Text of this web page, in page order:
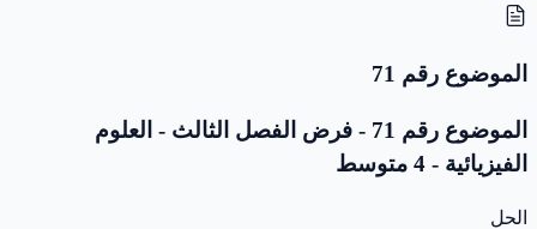
الموضوع رقم 71
الموضوع رقم 71 - فرض الفصل الثالث - العلوم
الفيزيائية - 4 متوسط
الحل